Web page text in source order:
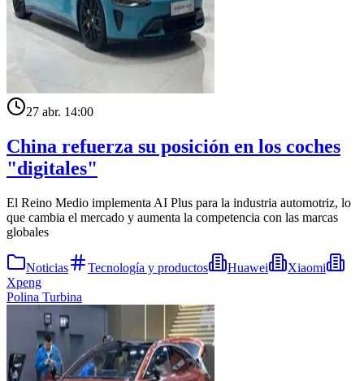
27 abr. 14:00
China refuerza su posición en los coches
"digitales"
El Reino Medio implementa AI Plus para la industria automotriz, lo
que cambia el mercado y aumenta la competencia con las marcas
globales
Noticias Tecnología y productos Huawei
Xiaomi
Xpeng
Polina Turbina